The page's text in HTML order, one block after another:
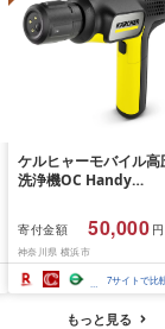
ケルヒャーモバイル高
洗浄機OC Handy
神奈川県 横浜市 生活
電 日用品 人気 おすす
送料無料 掃除 便利 コ
パクト 高圧洗浄機 ポ
タブル清掃 泡洗浄 家
ラク ベランダ掃除
寄付金額 50,000
神奈川県 横浜市
7サイトで比
もっと見る